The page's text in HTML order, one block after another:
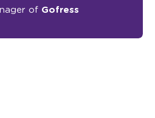
of Gofress